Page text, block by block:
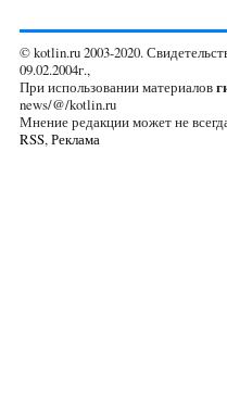
© kotlin.ru 2003-2020.
09.02.2004г.,
При использовании материалов
news/@/kotlin.ru
Мнение редакции может не
RSS,Реклама